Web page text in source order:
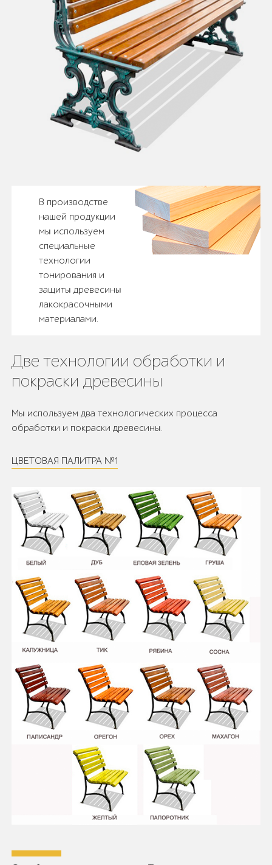
В производстве
нашей продукции
мы используем
специальные
технологии
тонирования и
защиты древесины
лакокрасочными
материалами.
Две технологии обработки и
покраски древесины
Мы используем два технологических процесса
обработки и покраски древесины.
ЦВЕТОВАЯ ПАЛИТРА №1